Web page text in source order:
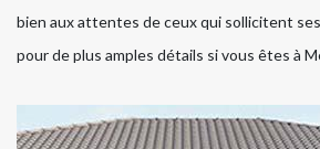
bien aux attentes de ceux qui sollicitent
pour de plus amples détails si vous êtes à